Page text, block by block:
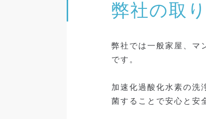
弊社の取
弊社では一般家屋、マ
です。
加速化過酸化水素の洗
菌することで安心と安